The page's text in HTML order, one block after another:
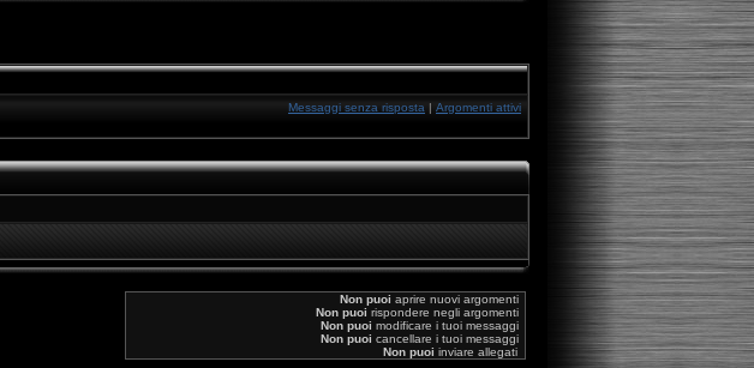
Messaggi senza risposta | Argomenti attivi
Non puoi aprire nuovi argomenti
Non puoi rispondere negli argomenti
Non puoi modificare i tuoi messaggi
Non puoi cancellare i tuoi messaggi
Non puoi inviare allegati